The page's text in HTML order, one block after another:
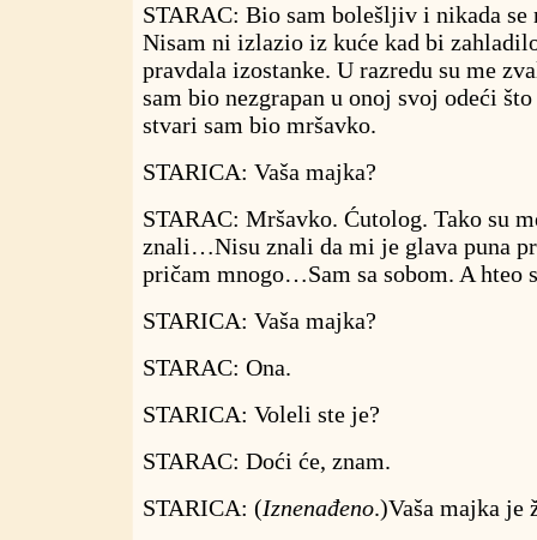
STARAC: Bio sam bolešljiv i nikada se
Nisam ni izlazio iz kuće kad bi
pravdala izostanke. U razredu su me
sam bio nezgrapan u onoj svoj odeći
stvari sam bio mršavko.
STARICA: Vaša majka?
STARAC: Mršavko. Ćutolog. Tako su
znali…Nisu znali da mi je glava puna
pričam mnogo…Sam sa sobom. A hteo
STARICA: Vaša majka?
STARAC: Ona.
STARICA: Voleli ste je?
STARAC: Doći će, znam.
STARICA: (Iznenađeno.)Vaša majka je